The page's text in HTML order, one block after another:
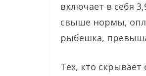
включает в себя
свыше нормы,
рыбешка,
Тех, кто скрывает